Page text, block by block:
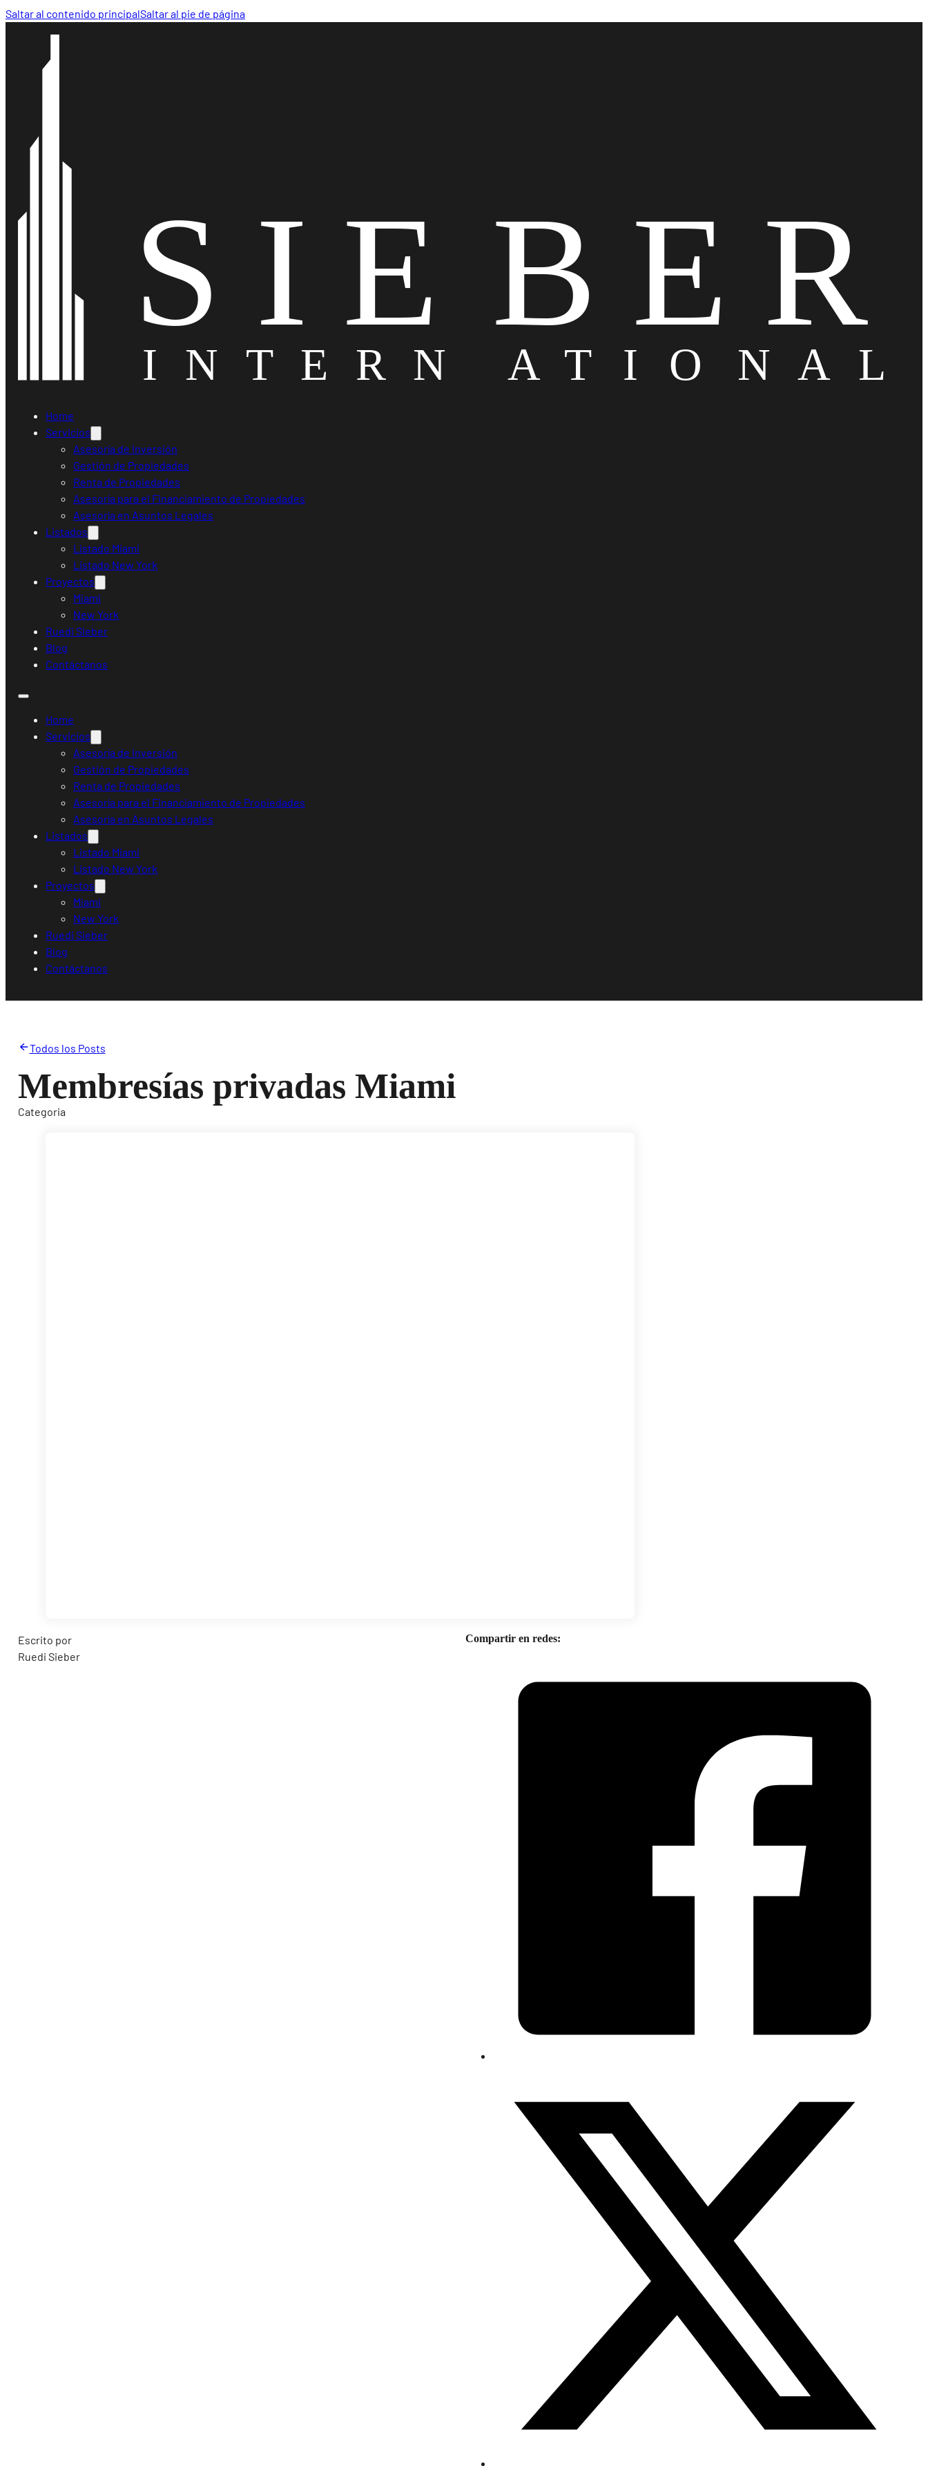
Saltar al contenido principalSaltar al pie de página
Home
Servicios
Asesoría de Inversión
Gestión de Propiedades
Renta de Propiedades
Asesoría para el Financiamiento de Propiedades
Asesoría en Asuntos Legales
Listados
Listado Miami
Listado New York
Proyectos
Miami
New York
Ruedi Sieber
Blog
Contáctanos
Home
Servicios
Asesoría de Inversión
Gestión de Propiedades
Renta de Propiedades
Asesoría para el Financiamiento de Propiedades
Asesoría en Asuntos Legales
Listados
Listado Miami
Listado New York
Proyectos
Miami
New York
Ruedi Sieber
Blog
Contáctanos
Todos los Posts
Membresías privadas Miami
Categoria
Escrito por
Ruedi Sieber
Compartir en redes: